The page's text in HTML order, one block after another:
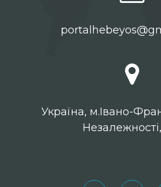
Українa, м.Івано-